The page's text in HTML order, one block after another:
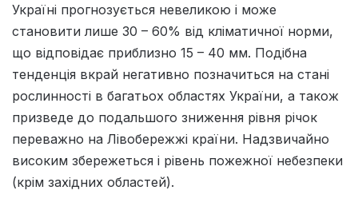
Україні прогнозується невеликою і може
становити лише 30 – 60% від кліматичної норми,
що відповідає приблизно 15 – 40 мм. Подібна
тенденція вкрай негативно позначиться на стані
рослинності в багатьох областях України, а також
призведе до подальшого зниження рівня річок
переважно на Лівобережжі країни. Надзвичайно
високим збережеться і рівень пожежної небезпеки
(крім західних областей).